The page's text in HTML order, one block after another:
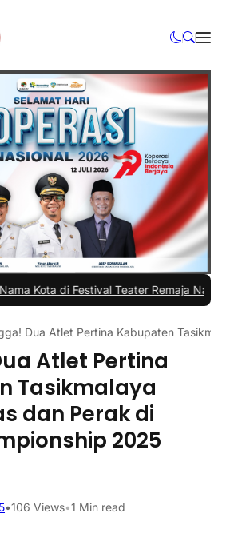
di Festival Teater Remaja Nasional|#2 -
Dua Atlet Pertina Kabupaten
Atlet Pertina
Tasikmalaya
dan Perak di
2025
•106 Views•1 Min read